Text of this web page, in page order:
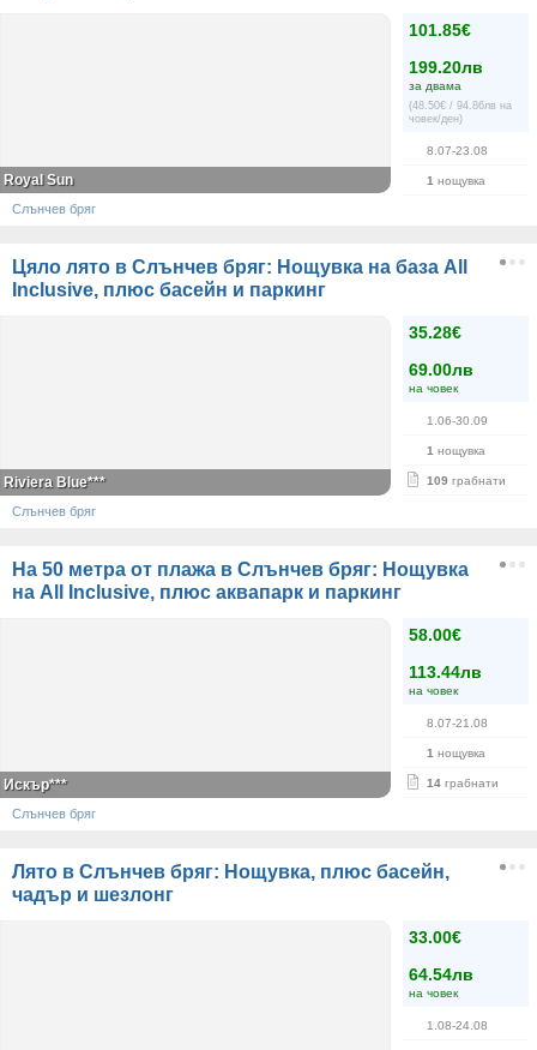
101.85€
199.20лв
за двама
(48.50€ / 94.86лв на
човек/ден)
8.07-23.08
1 нощувка
Royal Sun
Слънчев бряг
Цяло лято в Слънчев бряг: Нощувка на база All
Inclusive, плюс басейн и паркинг
35.28€
69.00лв
на човек
1.06-30.09
1 нощувка
109 грабнати
Riviera Blue***
Слънчев бряг
На 50 метра от плажа в Слънчев бряг: Нощувка
на All Inclusive, плюс аквапарк и паркинг
58.00€
113.44лв
на човек
8.07-21.08
1 нощувка
14 грабнати
Искър***
Слънчев бряг
Лято в Слънчев бряг: Нощувка, плюс басейн,
чадър и шезлонг
33.00€
64.54лв
на човек
1.08-24.08